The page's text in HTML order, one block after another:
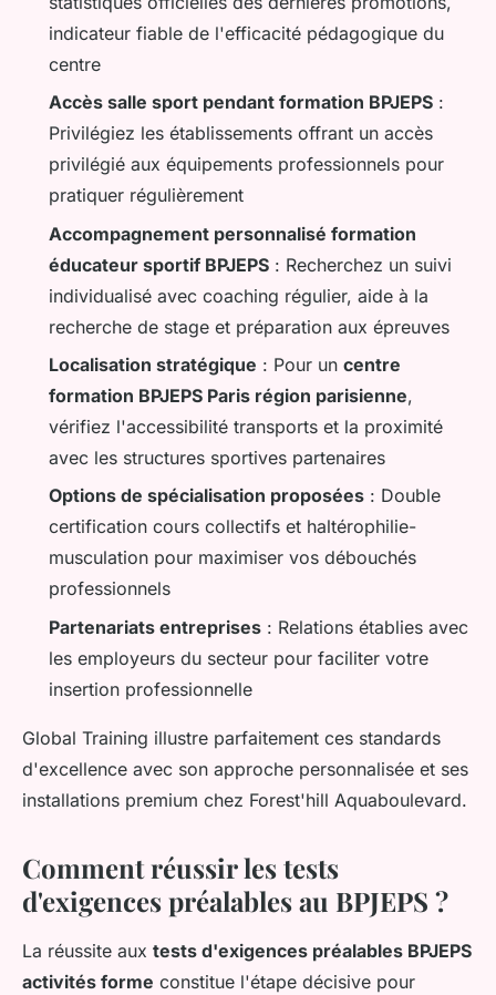
indicateur fiable de l'efficacité pédagogique du
centre
Accès salle sport pendant formation BPJEPS :
Privilégiez les établissements offrant un accès
privilégié aux équipements professionnels pour
pratiquer régulièrement
Accompagnement personnalisé formation
éducateur sportif BPJEPS : Recherchez un suivi
individualisé avec coaching régulier, aide à la
recherche de stage et préparation aux épreuves
Localisation stratégique : Pour un centre
formation BPJEPS Paris région parisienne,
vérifiez l'accessibilité transports et la proximité
avec les structures sportives partenaires
Options de spécialisation proposées : Double
certification cours collectifs et haltérophilie-
musculation pour maximiser vos débouchés
professionnels
Partenariats entreprises : Relations établies avec
les employeurs du secteur pour faciliter votre
insertion professionnelle
Global Training illustre parfaitement ces standards
d'excellence avec son approche personnalisée et ses
installations premium chez Forest'hill Aquaboulevard.
Comment réussir les tests
d'exigences préalables au BPJEPS ?
La réussite aux tests d'exigences préalables BPJEPS
activités forme constitue l'étape décisive pour